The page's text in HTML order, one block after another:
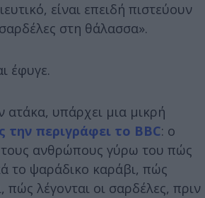
είναι επειδή πιστεύουν
στη θάλασσα».
έφυγε.
υπάρχει μια μικρή
την περιγράφει το BBC: ο
ανθρώπους γύρω του πώς
το ψαράδικο καράβι, πώς
πώς λέγονται οι σαρδέλες, πριν